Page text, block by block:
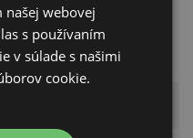
našej webovej
s používaním
v súlade s našimi
cookie.